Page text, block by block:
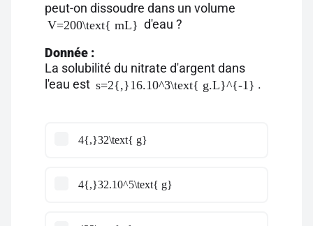
peut-on dissoudre dans un volume
V=200\text{ mL} d'eau ?
Donnée :
La solubilité du nitrate d'argent dans
l'eau est s=2{,}16.10^3\text{ g.L}^{-1} .
4{,}32\text{ g}
4{,}32.10^5\text{ g}